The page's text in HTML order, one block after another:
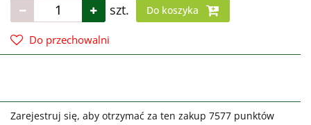
szt. Do koszyka
Do przechowalni
Zarejestruj się, aby otrzymać za ten zakup 7577 punktów